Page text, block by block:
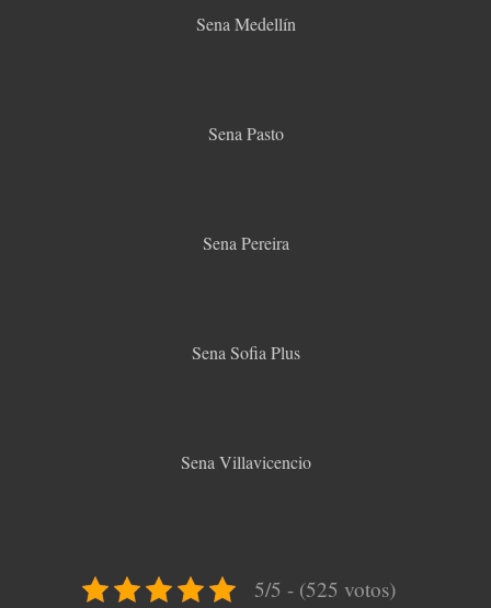
Sena Medellín
Sena Pasto
Sena Pereira
Sena Sofia Plus
Sena Villavicencio
5/5 - (525 votos)